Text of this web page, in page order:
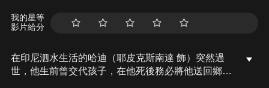
我的星等
影片給分
在印尼泗水生活的哈迪（耶皮克斯南達 飾）突然過
世，他生前曾交代孩子，在他死後務必將他送回鄉下